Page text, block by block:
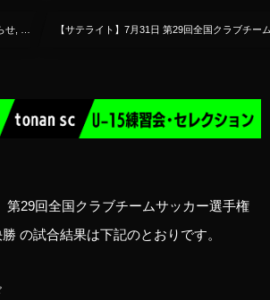
せ, … 【サテライト】7月31日 第29回全国クラブチ
29回全国クラブチームサッカー選手権
の試合結果は下記のとおりです。